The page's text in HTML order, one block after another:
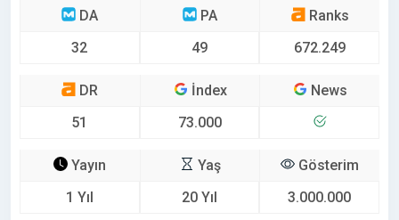
DA
32
PA
49
Ranks
672.249
DR
51
İndex
73.000
News
Yayın
1 Yıl
Yaş
20 Yıl
Gösterim
3.000.000